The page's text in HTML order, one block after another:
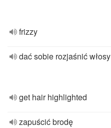
frizzy
dać sobie rozjaśnić włosy
get hair highlighted
zapuścić brodę